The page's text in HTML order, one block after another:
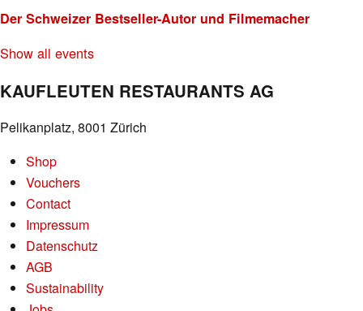
Der Schweizer Bestseller-Autor und Filmemacher
Show all events
KAUFLEUTEN RESTAURANTS AG
Pelikanplatz, 8001 Zürich
Shop
Vouchers
Contact
Impressum
Datenschutz
AGB
Sustainability